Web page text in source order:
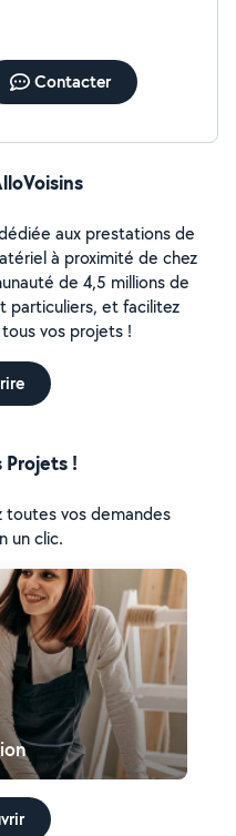
Contacter
aux prestations de
à proximité de chez
de 4,5 millions de
particuliers, et facilitez
vos projets !
Projets !
toutes vos demandes
un clic.